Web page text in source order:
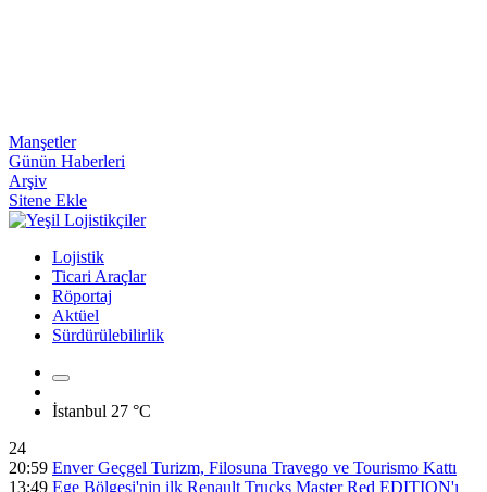
Manşetler
Günün Haberleri
Arşiv
Sitene Ekle
Lojistik
Ticari Araçlar
Röportaj
Aktüel
Sürdürülebilirlik
İstanbul 27 °C
24
20:59 Enver Geçgel Turizm, Filosuna Travego ve Tourismo Kattı
13:49 Ege Bölgesi'nin ilk Renault Trucks Master Red EDITION'ı